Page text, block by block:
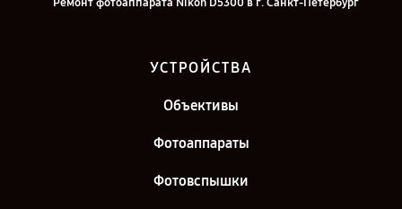
УСТРОЙСТВА
Объективы
Фотоаппараты
Фотовспышки